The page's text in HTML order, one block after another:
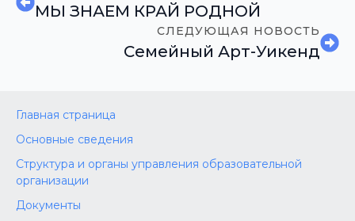
МЫ ЗНАЕМ КРАЙ РОДНОЙ
СЛЕДУЮЩАЯ НОВОСТЬ
Семейный Арт-Уикенд
Главная страница
Основные сведения
Структура и органы управления образовательной
организации
Документы